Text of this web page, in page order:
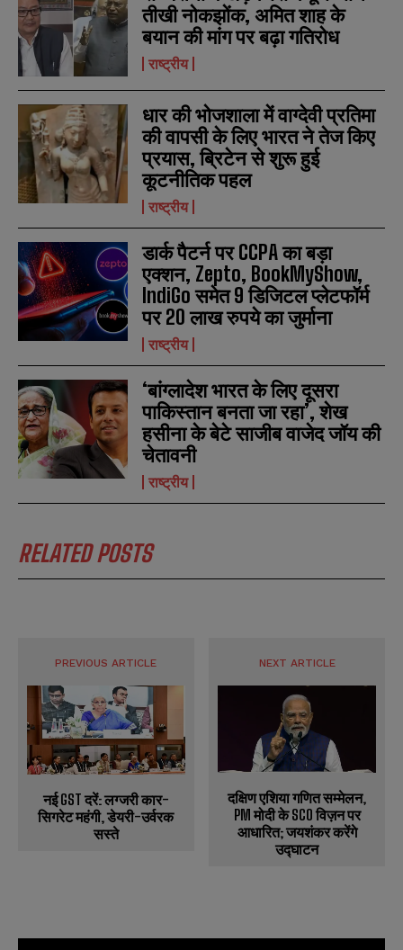
N
a
m
e
m
i
l
*
N
u
m
b
e
r
SUBMIT
N
a
m
e
m
i
l
*
N
u
m
b
e
r
SUBMIT
तीखी नोकझोंक, अमित शाह के
बयान की मांग पर बढ़ा गतिरोध
राष्ट्रीय
धार की भोजशाला में वाग्देवी प्रतिमा
की वापसी के लिए भारत ने तेज किए
प्रयास, ब्रिटेन से शुरू हुई
कूटनीतिक पहल
राष्ट्रीय
डार्क पैटर्न पर CCPA का बड़ा
एक्शन, Zepto, BookMyShow,
IndiGo समेत 9 डिजिटल प्लेटफॉर्म
पर 20 लाख रुपये का जुर्माना
राष्ट्रीय
‘बांग्लादेश भारत के लिए दूसरा
पाकिस्तान बनता जा रहा’, शेख
हसीना के बेटे साजीब वाजेद जॉय की
चेतावनी
राष्ट्रीय
RELATED POSTS
PREVIOUS ARTICLE
नई GST दरें: लग्जरी कार-
सिगरेट महंगी, डेयरी-उर्वरक
सस्ते
NEXT ARTICLE
दक्षिण एशिया गणित सम्मेलन,
PM मोदी के SCO विज़न पर
आधारित; जयशंकर करेंगे
उद्घाटन